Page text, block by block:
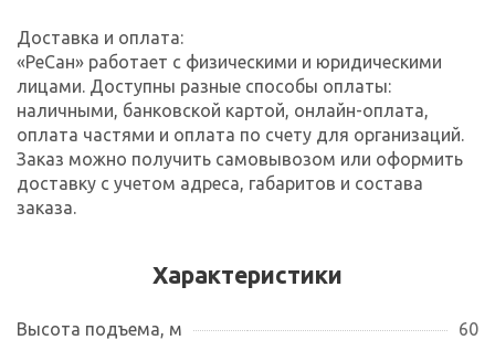
Доставка и оплата:
«РеСан» работает с физическими и юридическими
лицами. Доступны разные способы оплаты:
наличными, банковской картой, онлайн-оплата,
оплата частями и оплата по счету для организаций.
Заказ можно получить самовывозом или оформить
доставку с учетом адреса, габаритов и состава
заказа.
Характеристики
Высота подъема, м
60